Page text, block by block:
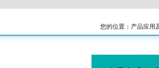
您的位置：产品应用